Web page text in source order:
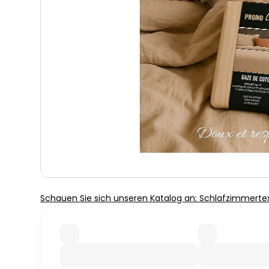
Schauen Sie sich unseren Katalog an: